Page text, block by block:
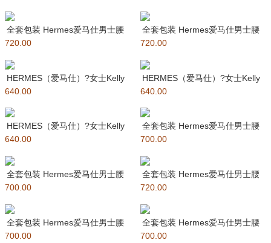
全套包装 Hermes爱马仕男士腰
带 精品五金 双面使用 原
720.00
全套包装 Hermes爱马仕男士腰
带 精品五金 双面使用 原
720.00
HERMES（爱马仕）?女士Kelly
腰带 可当裙带也当腰带
640.00
HERMES（爱马仕）?女士Kelly
腰带 可当裙带也当腰带
640.00
HERMES（爱马仕）?女士Kelly
腰带 可当裙带也当腰
640.00
全套包装 Hermes爱马仕男士腰
带 精品五金 双面使用 原
700.00
全套包装 Hermes爱马仕男士腰
带 精品五金 双面使用 原
700.00
全套包装 Hermes爱马仕男士腰
带 精品五金 双面使用 原
720.00
全套包装 Hermes爱马仕男士腰
带 精品五金 双面使用 原
700.00
全套包装 Hermes爱马仕男士腰
带 精品五金 双面使用 原
700.00